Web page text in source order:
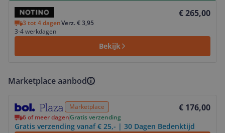
€ 265,00
3 tot 4 dagenVerz. € 3,95
3-4 werkdagen
Bekijk
Bekijk product
Marketplace aanbod
Marketplace € 176,00
6 of meer dagenGratis verzending
Gratis verzending vanaf € 25,- | 30 Dagen Bedenktijd